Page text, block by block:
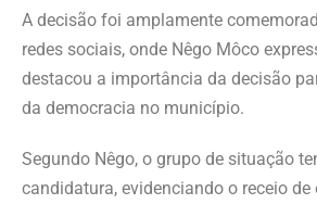
A decisão foi amplamente
redes sociais, onde Nêgo Môco
destacou a importância da decisão
da democracia no município.
Segundo Nêgo, o grupo de situação
candidatura, evidenciando o receio de